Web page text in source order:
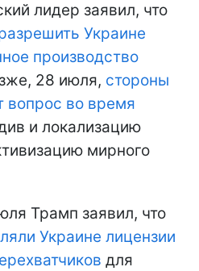
лидер заявил, что
Украине
производство
28 июля, стороны
вопрос во время
и локализацию
мирного
Трамп заявил, что
Украине лицензии
для